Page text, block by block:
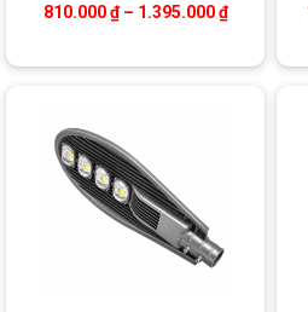
810.000₫ – 1.395.000₫Khoảng